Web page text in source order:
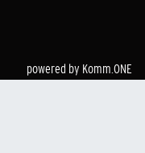
powered by Komm.ONE